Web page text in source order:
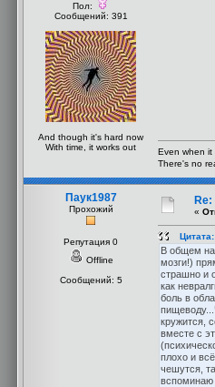
Пол:
Сообщений: 391
And though it's hard now
With time, it works out
Even when it
There's no
Паук1987
Прохожий
Репутация 0
Offline
Сообщений: 5
«
В общем на
мозги!)
страшно и
как
боль в
кружится,
вместе с
плохо и
чешутся,
вспоминаю